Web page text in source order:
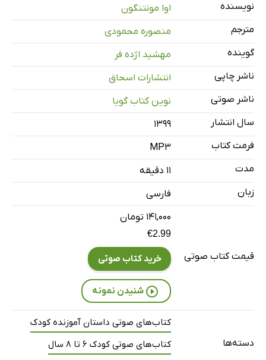
نویسنده
اوا مونتنگون
مترجم
منصوره محمودی
گوینده
مهشید اژده فر
ناشر چاپی
انتشارات اسحاق
ناشر صوتی
نوین کتاب گویا
سال انتشار
۱۳۹۹
فرمت کتاب
MP3
مدت
۱۱ دقیقه
زبان
فارسی
قیمت کتاب صوتی
۱۴۱,۰۰۰ تومان
€2.99
خرید کتاب صوتی
شنیدن نمونه
دسته‌ها
کتاب‌های صوتی داستان آموزنده کودک
کتاب‌های صوتی کودک 6 تا 8 سال